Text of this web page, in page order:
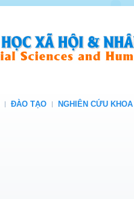
ĐÀO TẠO
NGHIÊN CỨU